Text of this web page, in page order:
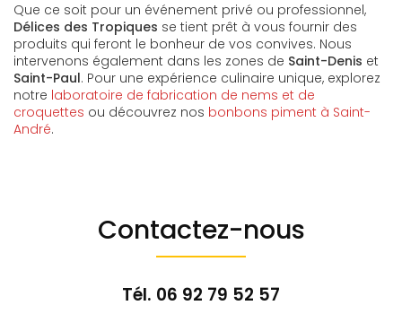
Que ce soit pour un événement privé ou professionnel,
Délices des Tropiques se tient prêt à vous fournir des
produits qui feront le bonheur de vos convives. Nous
intervenons également dans les zones de Saint-Denis et
Saint-Paul. Pour une expérience culinaire unique, explorez
notre laboratoire de fabrication de nems et de
croquettes ou découvrez nos bonbons piment à Saint-
André.
Contactez-nous
Tél. 06 92 79 52 57